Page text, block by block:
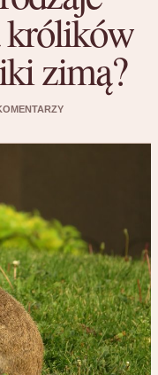
królików
zimą?